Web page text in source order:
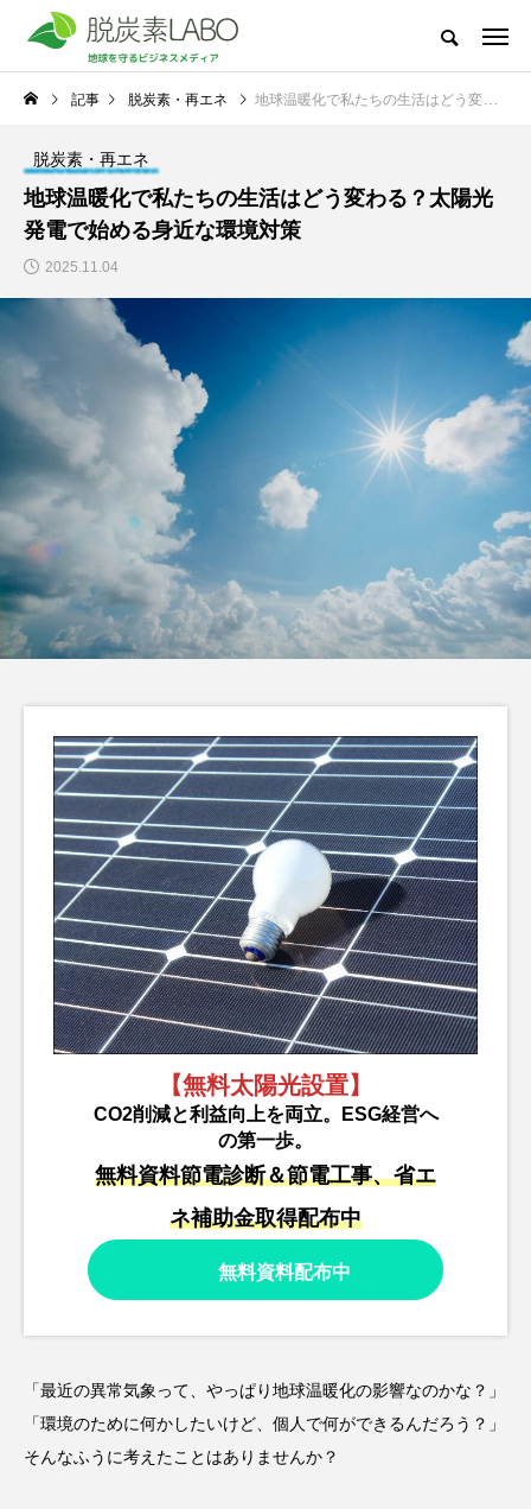
地球を守るビジネスメディア
脱炭素LABOとは 太陽光発電 節電・省電力化 脱炭素・再エ
新着記事 NEW POST
太陽光発電
冬場の電気代高騰に備
えて―中小企業が今か
ら検討すべき太陽光発
電の導入
LABO編
集部
2025.11.18
地球温暖化で私たちの
生活はどう変わる？太
陽光発電で始める身近
脱炭素
LABO
集部
2025.11.04
タグリスト TAG LIST
カーボンニュートラル 企業事例
再生エネルギー 太陽光発電 省エネ
省電力化 経費削減 脱炭素 補助金
電力削減
記事 脱炭素・再エネ 地球温暖化で私たちの生活はどう変わる？太陽光発電で始める身近な環境対策
脱炭素・再エネ
地球温暖化で私たちの生活はどう変わる？太陽光
発電で始める身近な環境対策
2025.11.04
【無料太陽光設置】
CO2削減と利益向上を両立。ESG経営へ
の第一歩。
無料資料節電診断＆節電工事、省エ
ネ補助金取得配布中
無料資料配布中
「最近の異常気象って、やっぱり地球温暖化の影響なのかな？」
「環境のために何かしたいけど、個人で何ができるんだろう？」
そんなふうに考えたことはありませんか？